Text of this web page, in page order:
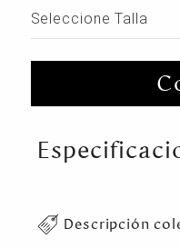
Seleccione Talla
Descripción